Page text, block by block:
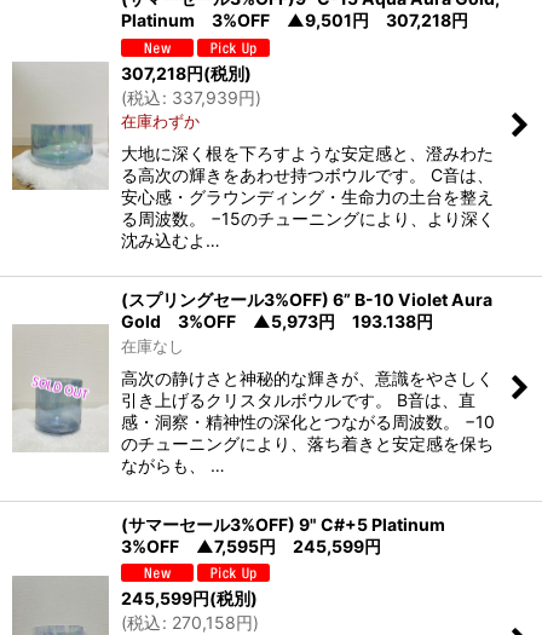
Platinum 3%OFF ▲9,501円 307,218円
307,218円(税別)
(税込: 337,939円)
在庫わずか
大地に深く根を下ろすような安定感と、澄みわた
る高次の輝きをあわせ持つボウルです。 C音は、
安心感・グラウンディング・生命力の土台を整え
る周波数。 −15のチューニングにより、より深く
沈み込むよ…
(スプリングセール3%OFF) 6” B-10 Violet Aura
Gold 3%OFF ▲5,973円 193.138円
在庫なし
高次の静けさと神秘的な輝きが、意識をやさしく
引き上げるクリスタルボウルです。 B音は、直
感・洞察・精神性の深化とつながる周波数。 −10
のチューニングにより、落ち着きと安定感を保ち
ながらも、 …
(サマーセール3%OFF) 9" C#+5 Platinum
3%OFF ▲7,595円 245,599円
245,599円(税別)
(税込: 270,158円)